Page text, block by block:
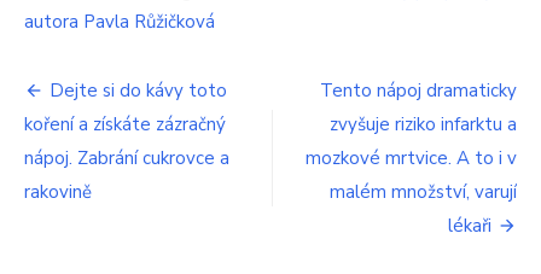
Naučte
spolehlivý
způsob
autora Pavla Růžičková
Navigace
pro
příspěvek
Dejte si do kávy toto
koření a získáte zázračný
nápoj. Zabrání cukrovce a
rakovině
Tento nápoj dramaticky
zvyšuje riziko infarktu a
mozkové mrtvice. A to i v
malém množství, varují
lékaři